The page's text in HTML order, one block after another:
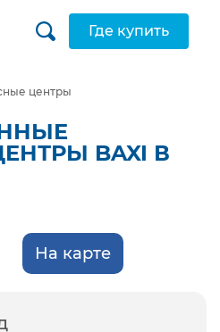
Где купить
центры
BAXI В
На карте